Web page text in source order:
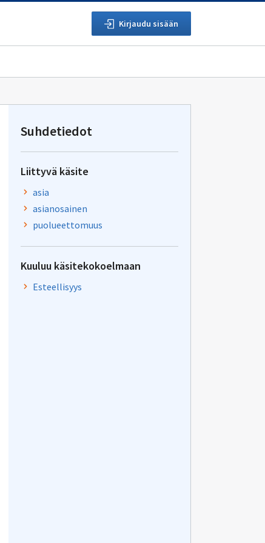
Kirjaudu sisään
Suhdetiedot
Liittyvä käsite
asia
asianosainen
puolueettomuus
Kuuluu käsitekokoelmaan
Esteellisyys